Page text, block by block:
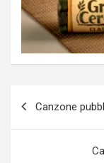
navigation
Canzone